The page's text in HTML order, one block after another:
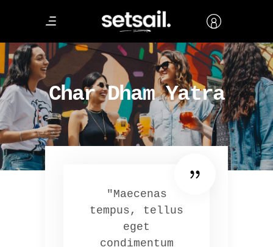
Char Dham Yatra
"Maecenas
tempus, tellus
eget
condimentum